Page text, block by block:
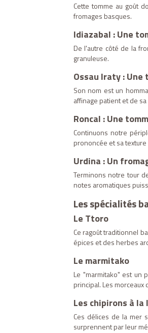
Cette tomme au goût
fromages basques.
Idiazabal : Une
De l'autre côté de la
granuleuse.
Ossau Iraty : Une
Son nom est un
affinage patient et de
Roncal : Une
Continuons notre
prononcée et sa
Urdina : Un
Terminons notre tour
notes aromatiques
Les spécialités
Le Ttoro
Ce ragoût traditionnel
épices et des herbes
Le marmitako
Le "marmitako" est un
principal. Les
Les chipirons à la
Ces délices de la mer
surprennent par leur